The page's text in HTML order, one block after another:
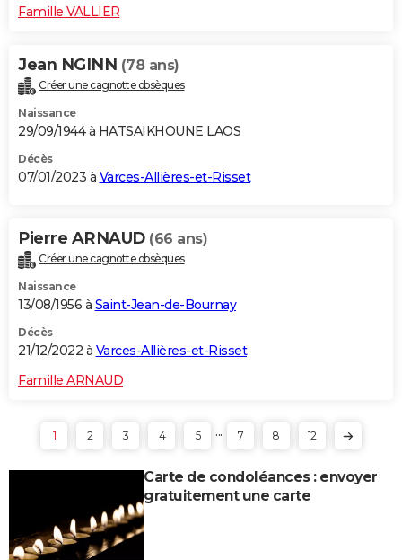
Famille VALLIER
Jean NGINN (78 ans)
Créer une cagnotte obsèques
Naissance
29/09/1944 à HATSAIKHOUNE LAOS
Décès
07/01/2023 à Varces-Allières-et-Risset
Pierre ARNAUD (66 ans)
Créer une cagnotte obsèques
Naissance
13/08/1956 à Saint-Jean-de-Bournay
Décès
21/12/2022 à Varces-Allières-et-Risset
Famille ARNAUD
1 2 3 4 5 ... 7 8 12
Carte de condoléances : envoyer
gratuitement une carte